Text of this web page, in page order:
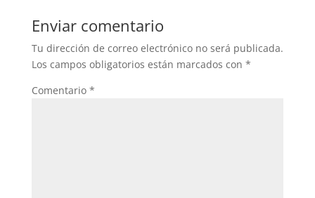
Enviar comentario
Tu dirección de correo electrónico no será publicada.
Los campos obligatorios están marcados con *
Comentario *